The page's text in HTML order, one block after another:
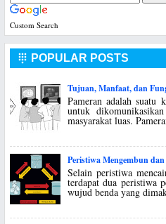
Custom Search
 POPULAR POSTS
Tujuan, Manfaat, dan
Pameran adalah suatu
untuk
masyarakat luas.
Peristiwa Mengembun
Selain peristiwa
terdapat dua peristiwa
wujud benda yang